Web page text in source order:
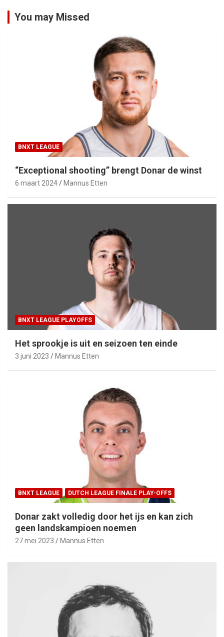
You may Missed
BNXT LEAGUE
“Exceptional shooting” brengt Donar de winst
6 maart 2024 Mannus Etten
BNXT LEAGUE PLAYOFFS
Het sprookje is uit en seizoen ten einde
3 juni 2023 Mannus Etten
BNXT LEAGUE DUTCH LEAGUE FINALE PLAY-OFFS
Donar zakt volledig door het ijs en kan zich
geen landskampioen noemen
27 mei 2023 Mannus Etten